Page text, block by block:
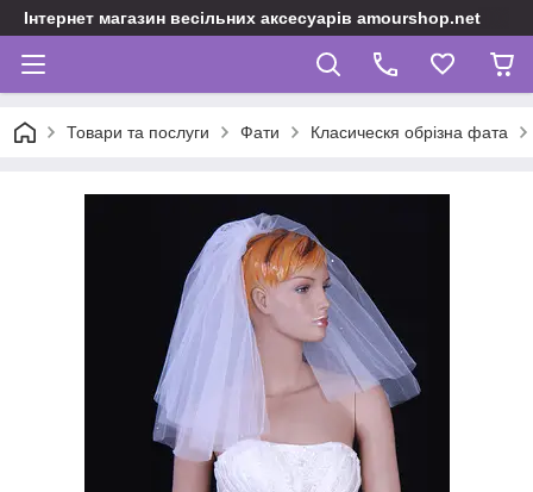
Інтернет магазин весільних аксесуарів amourshop.net
Товари та послуги Фати Класическя обрізна фата